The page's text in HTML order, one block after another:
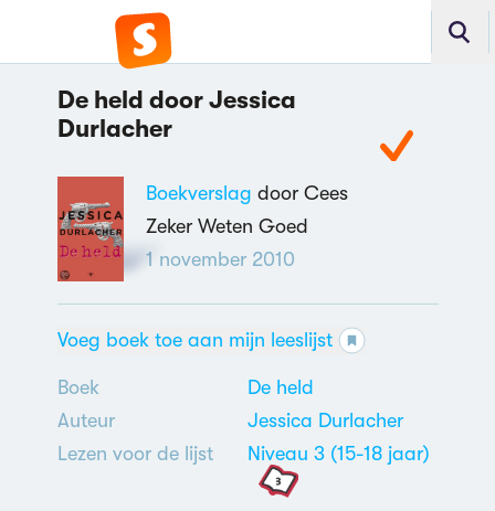
De held door Jessica
Durlacher
Boekverslag door Cees
Zeker Weten Goed
1 november 2010
Voeg boek toe aan mijn leeslijst
Boek
De held
Auteur
Jessica Durlacher
Lezen voor de lijst
Niveau 3 (15-18 jaar)